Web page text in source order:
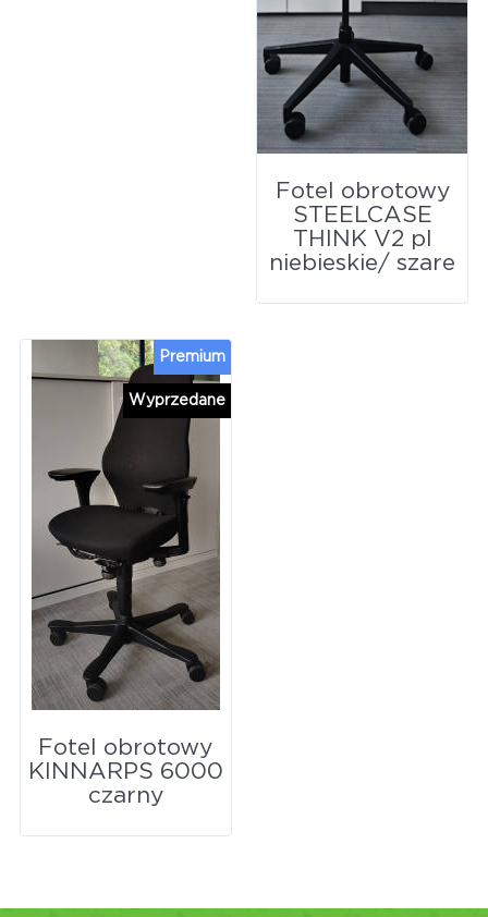
Fotel obrotowy
STEELCASE
THINK V2 pl
niebieskie/ szare
Wyprzedane
Premium
Fotel obrotowy
KINNARPS 6000
czarny